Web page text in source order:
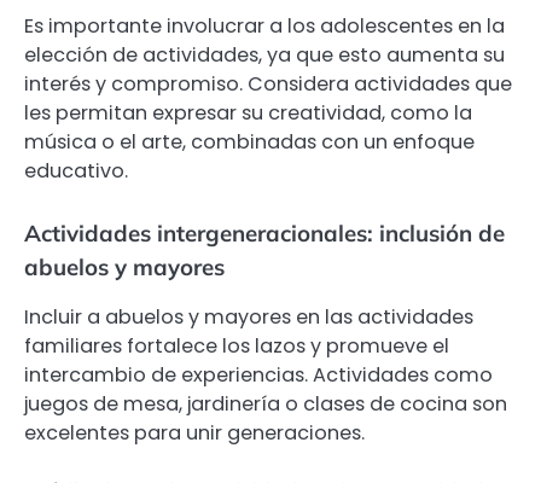
Es importante involucrar a los adolescentes en la
elección de actividades, ya que esto aumenta su
interés y compromiso. Considera actividades que
les permitan expresar su creatividad, como la
música o el arte, combinadas con un enfoque
educativo.
Actividades intergeneracionales: inclusión de
abuelos y mayores
Incluir a abuelos y mayores en las actividades
familiares fortalece los lazos y promueve el
intercambio de experiencias. Actividades como
juegos de mesa, jardinería o clases de cocina son
excelentes para unir generaciones.